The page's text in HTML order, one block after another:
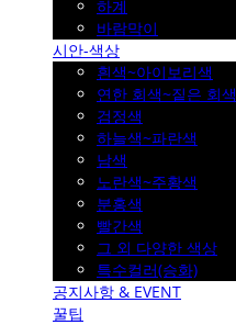
하계
바람막이
시안-색상
흰색~아이보리색
연한 회색~짙은 회색
검정색
하늘색~파란색
남색
노란색~주황색
분홍색
빨간색
그 외 다양한 색상
특수컬러(승화)
공지사항 & EVENT
꿀팁